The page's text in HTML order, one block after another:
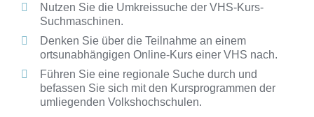
Nutzen Sie die Umkreissuche der VHS-Kurs-
Suchmaschinen.
Denken Sie über die Teilnahme an einem
ortsunabhängigen Online-Kurs einer VHS nach.
Führen Sie eine regionale Suche durch und
befassen Sie sich mit den Kursprogrammen der
umliegenden Volkshochschulen.